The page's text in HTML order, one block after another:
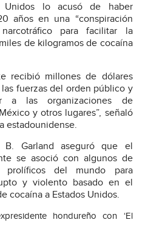
Unidos lo acusó de haber
años en una “conspiración
para facilitar la
de kilogramos de cocaína
recibió millones de dólares
fuerzas del orden público y
a las organizaciones de
y otros lugares”, señaló
estadounidense.
B. Garland aseguró que el
se asoció con algunos de
prolíficos del mundo para
y violento basado en el
cocaína a Estados Unidos.
hondureño con ‘El